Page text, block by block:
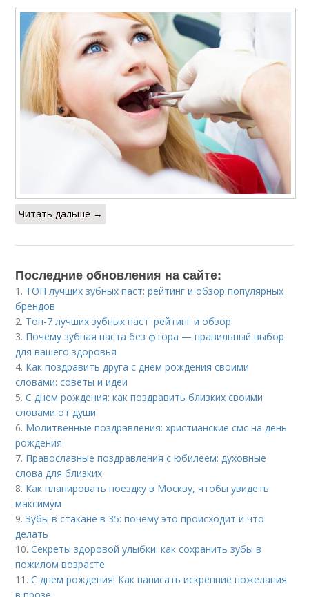
Читать дальше →
Последние обновления на сайте:
1. ТОП лучших зубных паст: рейтинг и обзор популярных
брендов
2. Топ-7 лучших зубных паст: рейтинг и обзор
3. Почему зубная паста без фтора — правильный выбор
для вашего здоровья
4. Как поздравить друга с днем рождения своими
словами: советы и идеи
5.С днем рождения: как поздравить близких своими
словами от души
6. Молитвенные поздравления: христианские смс на день
рождения
7. Православные поздравления с юбилеем: духовные
слова для близких
8. Как планировать поездку в Москву, чтобы увидеть
максимум
9.Зубы в стакане в 35: почему это происходит и что
делать
10.Секреты здоровой улыбки: как сохранить зубы в
пожилом возрасте
11.С днем рождения! Как написать искренние пожелания
в прозе